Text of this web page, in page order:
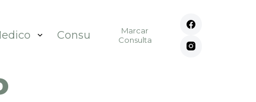
Consultórios Contato
Marcar
Consulta